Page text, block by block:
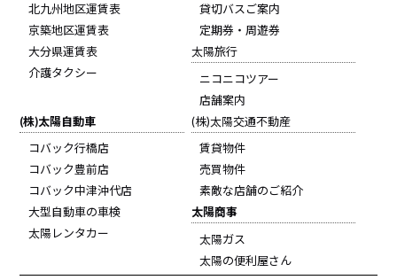
北九州地区運賃表
京築地区運賃表
大分県運賃表
介護タクシー
貸切バスご案内
定期券・周遊券
太陽旅行
ニコニコツアー
店舗案内
(株)太陽自動車
コバック行橋店
コバック豊前店
コバック中津沖代店
大型自動車の車検
太陽レンタカー
(株)太陽交通不動産
賃貸物件
売買物件
素敵な店舗のご紹介
太陽商事
太陽ガス
太陽の便利屋さん